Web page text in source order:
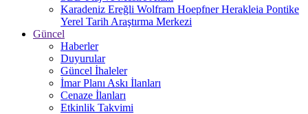
Karadeniz Ereğli Wolfram Hoepfner Herakleia Pontike
Yerel Tarih Araştırma Merkezi
Güncel
Haberler
Duyurular
Güncel İhaleler
İmar Planı Askı İlanları
Cenaze İlanları
Etkinlik Takvimi